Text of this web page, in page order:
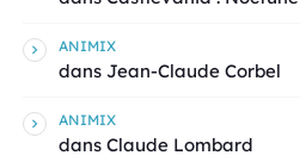
ANIMIX
dans Jean-Claude Corbel
ANIMIX
dans Claude Lombard